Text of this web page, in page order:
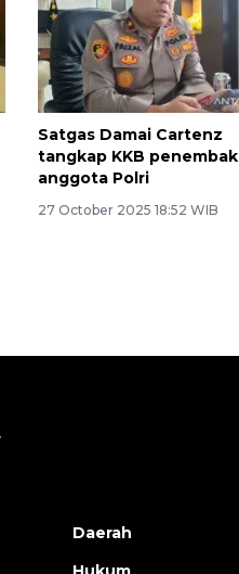
Satgas Damai Cartenz
tangkap KKB penembak
anggota Polri
27 October 2025 18:52 WIB
Daerah